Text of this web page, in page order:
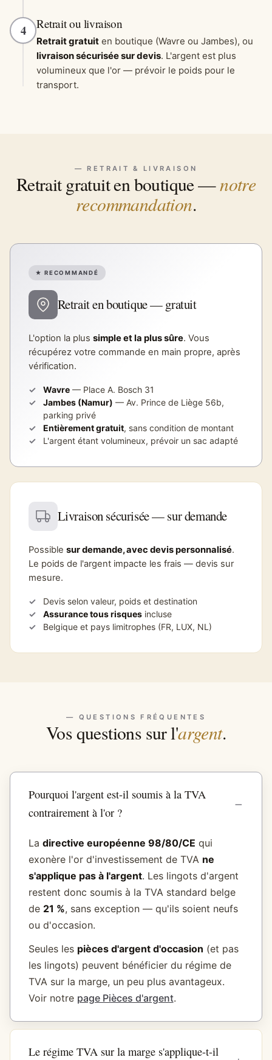
4 Retrait ou livraison
Retrait gratuit en boutique (Wavre ou Jambes), ou
livraison sécurisée sur devis. L'argent est plus
volumineux que l'or — prévoir le poids pour le
transport.
— RETRAIT & LIVRAISON
Retrait gratuit en boutique —notre
recommandation.
★ RECOMMANDÉ
Retrait en boutique — gratuit
L'option la plus simple et la plus sûre. Vous
récupérez votre commande en main propre, après
vérification.
Wavre— Place A. Bosch 31
Jambes (Namur) — Av. Prince de Liège 56b,
parking privé
Entièrement gratuit, sans condition de montant
L'argent étant volumineux, prévoir un sac adapté
Livraison sécurisée — sur demande
Possible sur demande, avec devis personnalisé.
Le poids de l'argent impacte les frais — devis sur
mesure.
Devis selon valeur, poids et destination
Assurance tous risquesincluse
Belgique et pays limitrophes (FR, LUX, NL)
— QUESTIONS FRÉQUENTES
Vos questions sur l'argent.
Pourquoi l'argent est-il soumis à la TVA
contrairement à l'or ?
La directive européenne 98/80/CE qui
exonère l'or d'investissement de TVA ne
s'applique pas à l'argent. Les lingots d'argent
restent donc soumis à la TVA standard belge
de 21 %, sans exception — qu'ils soient neufs
ou d'occasion.
Seules les pièces d'argent d'occasion (et pas
les lingots) peuvent bénéficier du régime de
TVA sur la marge, un peu plus avantageux.
Voir notre page Pièces d'argent.
Le régime TVA sur la marge s'applique-t-il